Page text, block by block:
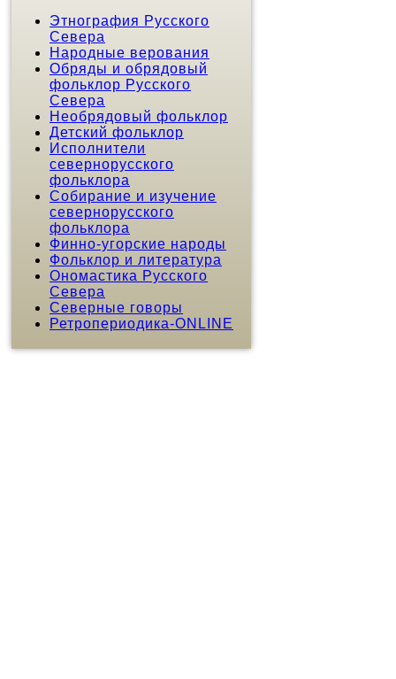
Этнография Русского
Севера
Народные верования
Обряды и обрядовый
фольклор Русского
Севера
Необрядовый фольклор
Детский фольклор
Исполнители
севернорусского
фольклора
Собирание и изучение
севернорусского
фольклора
Финно-угорские народы
Фольклор и литература
Ономастика Русского
Севера
Северные говоры
Ретропериодика-ONLINE